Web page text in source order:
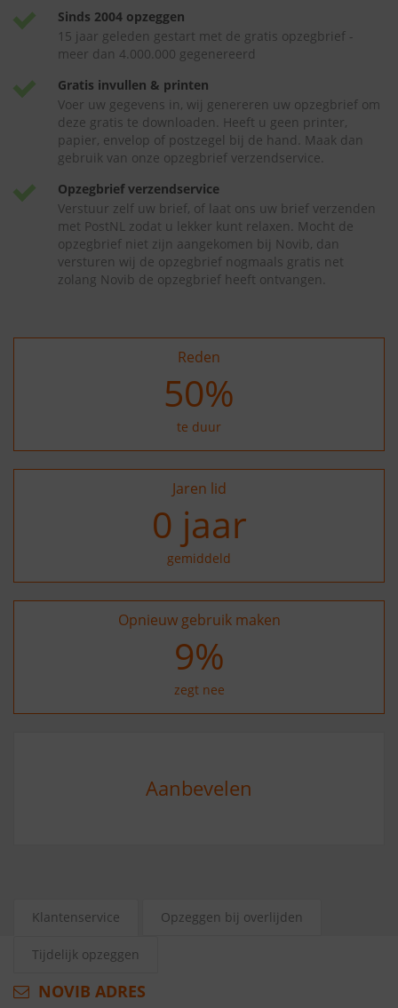
Sinds 2004 opzeggen
15 jaar geleden gestart met de gratis opzegbrief -
meer dan 4.000.000 gegenereerd
Gratis invullen & printen
Voer uw gegevens in, wij genereren uw opzegbrief om
deze gratis te downloaden. Heeft u geen printer,
papier, envelop of postzegel bij de hand. Maak dan
gebruik van onze opzegbrief verzendservice.
Opzegbrief verzendservice
Verstuur zelf uw brief, of laat ons uw brief verzenden
met PostNL zodat u lekker kunt relaxen. Mocht de
opzegbrief niet zijn aangekomen bij Novib, dan
versturen wij de opzegbrief nogmaals gratis net
zolang Novib de opzegbrief heeft ontvangen.
Reden
50%
te duur
Jaren lid
0 jaar
gemiddeld
Opnieuw gebruik maken
20%
zegt nee
Aanbevelen
Klantenservice Opzeggen bij overlijden
Tijdelijk opzeggen
NOVIB ADRES